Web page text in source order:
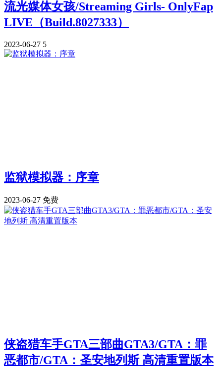
流光媒体女孩/Streaming Girls- OnlyFap
LIVE（Build.8027333）
2023-06-27 5
监狱模拟器：序章
2023-06-27 免费
侠盗猎车手GTA三部曲GTA3/GTA：罪
恶都市/GTA：圣安地列斯 高清重置版本